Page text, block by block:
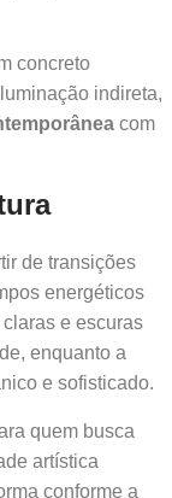
concreto
indireta,
com
de transições
energéticos
e escuras
enquanto a
e sofisticado.
quem busca
artística
conforme a